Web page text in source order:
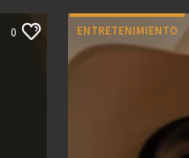
0 ENTRETENIMIENTO